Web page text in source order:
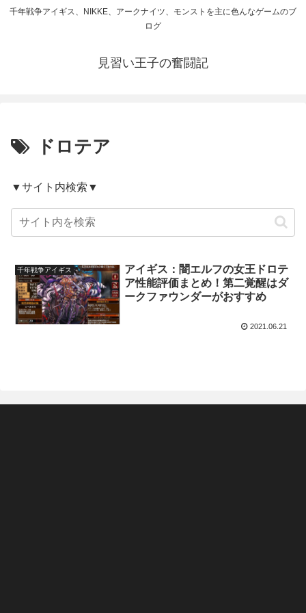
千年戦争アイギス、NIKKE、アークナイツ、モンストを主に色んなゲームのブ
ログ
見習い王子の奮闘記
ドロテア
▼サイト内検索▼
千年戦争アイギス
アイギス：闇エルフの女王ドロテ
ア性能評価まとめ！第二覚醒はダ
ークファウンダーがおすすめ
2021.06.21